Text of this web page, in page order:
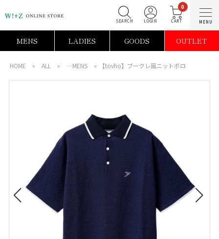
0
MENS LADIES GOODS OUTLET
HOME » ALL » ―MENS » 【tovho】ブークレ風ニットポロ